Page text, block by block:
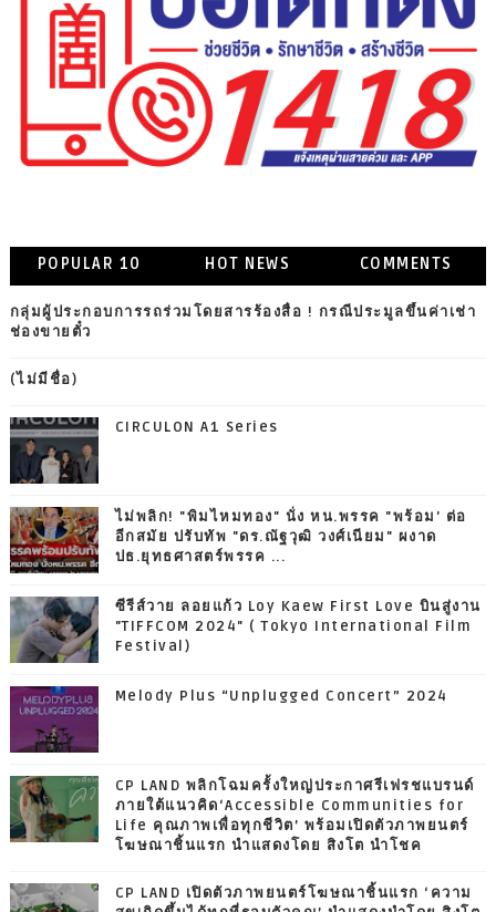
POPULAR 10 HOT NEWS COMMENTS
กลุ่มผู้ประกอบการรถร่วมโดยสารร้องสื่อ ! กรณีประมูลขึ้นค่าเช่า
ช่องขายตั๋ว
(ไม่มีชื่อ)
CIRCULON A1 Series
ไม่พลิก! "พิมไหมทอง" นั่ง หน.พรรค "พร้อม' ต่อ
อีกสมัย ปรับทัพ "ดร.ณัฐวุฒิ วงศ์เนียม" ผงาด
ปธ.ยุทธศาสตร์พรรค ...
ซีรีส์วาย ลอยแก้ว Loy Kaew First Love บินสู่งาน
"TIFFCOM 2024" ( Tokyo International Film
Festival)
Melody Plus “Unplugged Concert” 2024
CP LAND พลิกโฉมครั้งใหญ่ประกาศรีเฟรชแบรนด์
ภายใต้แนวคิด‘Accessible Communities for
Life คุณภาพเพื่อทุกชีวิต’ พร้อมเปิดตัวภาพยนตร์
โฆษณาชิ้นแรก นำแสดงโดย สิงโต นำโชค
CP LAND เปิดตัวภาพยนตร์โฆษณาชิ้นแรก ‘ความ